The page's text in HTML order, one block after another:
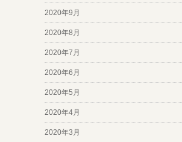
2020年9月
2020年8月
2020年7月
2020年6月
2020年5月
2020年4月
2020年3月